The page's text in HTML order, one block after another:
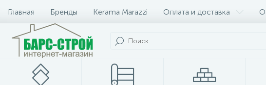
Главная Бренды Kerama Marazzi Оплата и доставка О